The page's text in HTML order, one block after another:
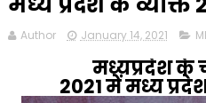
Author January 14, 2021
मध्यप्रदेश के
2021 में मध्य